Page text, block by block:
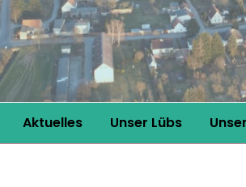
Aktuelles Unser Lübs